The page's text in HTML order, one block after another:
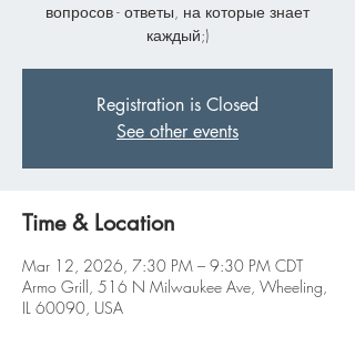
вопросов - ответы, на которые знает
каждый;)
Registration is Closed
See other events
Time & Location
Mar 12, 2026, 7:30 PM – 9:30 PM CDT
Armo Grill, 516 N Milwaukee Ave, Wheeling,
IL 60090, USA